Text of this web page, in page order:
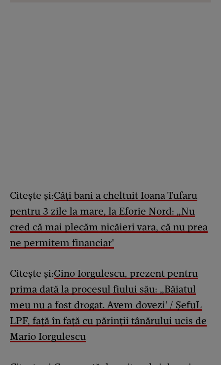
Citește și:Câți bani a cheltuit Ioana Tufaru
pentru 3 zile la mare, la Eforie Nord: „Nu
cred că mai plecăm nicăieri vara, că nu prea
ne permitem financiar'
Citește și:Gino Iorgulescu, prezent pentru
prima dată la procesul fiului său: „Băiatul
meu nu a fost drogat. Avem dovezi' / ȘefuL
LPF, față în față cu părinții tânărului ucis de
Mario Iorgulescu